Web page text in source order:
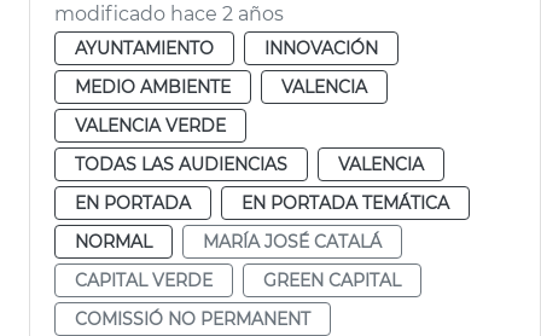
modificado hace 2 años
AYUNTAMIENTO
INNOVACIÓN
MEDIO AMBIENTE
VALENCIA
VALENCIA VERDE
TODAS LAS AUDIENCIAS
VALENCIA
EN PORTADA
EN PORTADA TEMÁTICA
NORMAL
MARÍA JOSÉ CATALÁ
CAPITAL VERDE
GREEN CAPITAL
COMISSIÓ NO PERMANENT